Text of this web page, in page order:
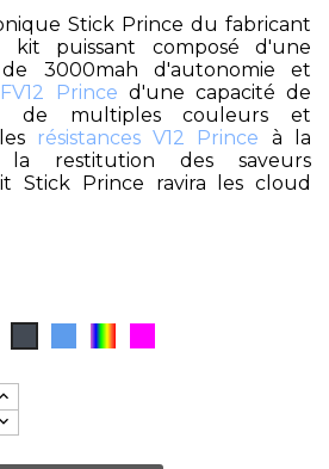
Stick Prince du fabricant
puissant composé d'une
3000mah d'autonomie et
Prince d'une capacité de
de multiples couleurs et
résistances V12 Prince à la
restitution des saveurs
Stick Prince ravira les cloud